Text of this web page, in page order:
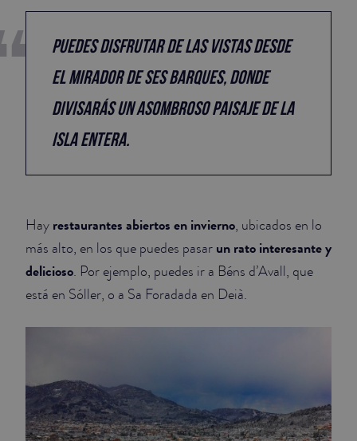
Puedes disfrutar de las vistas desde
el Mirador de Ses Barques, donde
divisarás un asombroso paisaje de la
isla entera.
Hay restaurantes abiertos en invierno, ubicados en lo
más alto, en los que puedes pasar un rato interesante y
delicioso. Por ejemplo, puedes ir a Béns d’Avall, que
está en Sóller, o a Sa Foradada en Deià.